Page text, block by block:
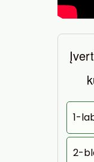
1-
2-